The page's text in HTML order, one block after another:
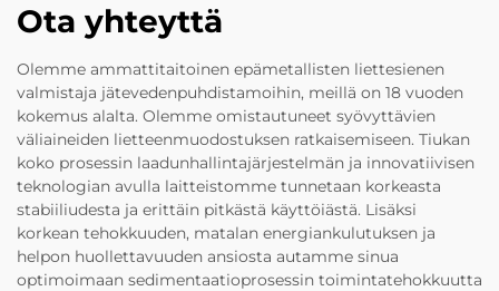
Ota yhteyttä
Olemme ammattitaitoinen epämetallisten liettesienen
valmistaja jätevedenpuhdistamoihin, meillä on 18 vuoden
kokemus alalta. Olemme omistautuneet syövyttävien
väliaineiden lietteenmuodostuksen ratkaisemiseen. Tiukan
koko prosessin laadunhallintajärjestelmän ja innovatiivisen
teknologian avulla laitteistomme tunnetaan korkeasta
stabiiliudesta ja erittäin pitkästä käyttöiästä. Lisäksi
korkean tehokkuuden, matalan energiankulutuksen ja
helpon huollettavuuden ansiosta autamme sinua
optimoimaan sedimentaatioprosessin toimintatehokkuutta